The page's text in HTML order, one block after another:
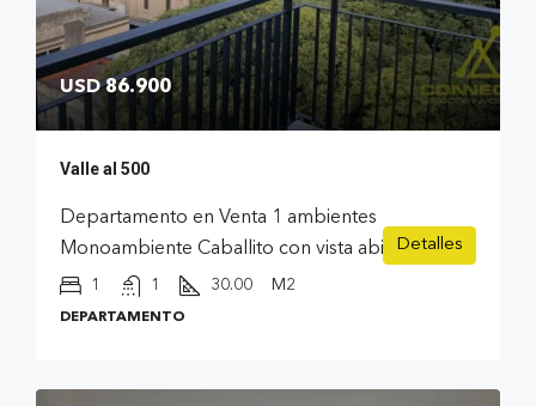
USD 86.900
Valle al 500
Departamento en Venta 1 ambientes
Monoambiente Caballito con vista abierta
1 1 30.00 M2
DEPARTAMENTO
Detalles